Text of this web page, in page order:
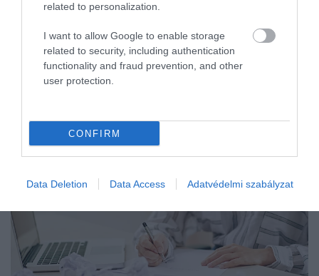
related to personalization.
I want to allow Google to enable storage
related to security, including authentication
functionality and fraud prevention, and other
user protection.
CONFIRM
Data Deletion Data Access Adatvédelmi szabályzat